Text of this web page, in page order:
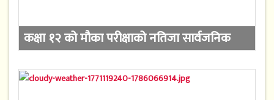
कक्षा १२ को मौका परीक्षाको नतिजा सार्वजनिक